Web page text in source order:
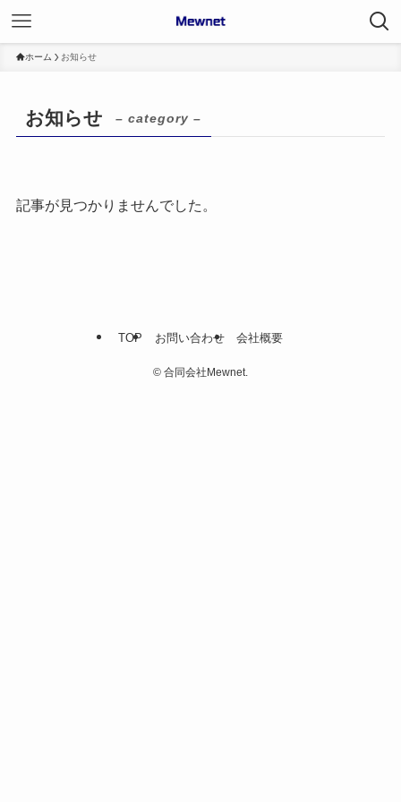
ホーム お知らせ
お知らせ – category –
記事が見つかりませんでした。
TOP お問い合わせ 会社概要
© 合同会社Mewnet.